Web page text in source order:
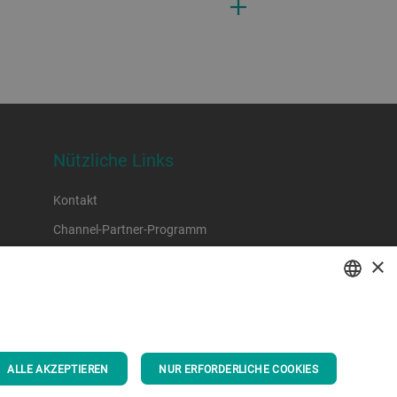
Nützliche Links
Kontakt
Channel-Partner-Programm
GERMAN
×
ALLE AKZEPTIEREN NUR ERFORDERLICHE COOKIES